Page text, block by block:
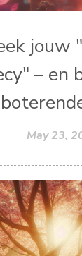
– en
May 23,